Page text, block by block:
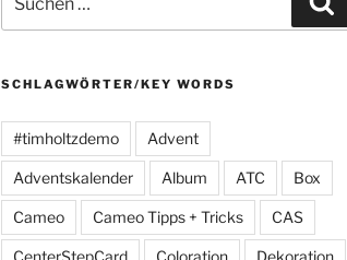
nach:
SCHLAGWÖRTER/KEY WORDS
#timholtzdemo Advent
Adventskalender Album ATC Box
Cameo Cameo Tipps + Tricks CAS
CenterStepCard Coloration Dekoration